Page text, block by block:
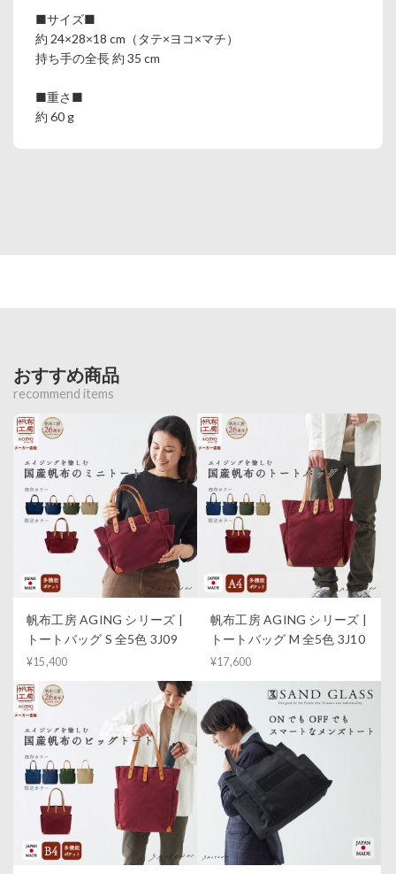
■サイズ■
約 24×28×18 cm（タテ×ヨコ×マチ）
持ち手の全長 約 35 cm
■重さ■
約 60 g
おすすめ商品
recommend items
帆布工房 AGING シリーズ |
トートバッグ S 全5色 3J09
¥15,400
帆布工房 AGING シリーズ |
トートバッグ M 全5色 3J10
¥17,600